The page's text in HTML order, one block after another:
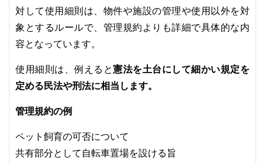
対して使用細則は、物件や施設の管理や使用以外を対
象とするルールで、管理規約よりも詳細で具体的な内
容となっています。
使用細則は、例えると憲法を土台にして細かい規定を
定める民法や刑法に相当します。
管理規約の例
ペット飼育の可否について
共有部分として自転車置場を設ける旨